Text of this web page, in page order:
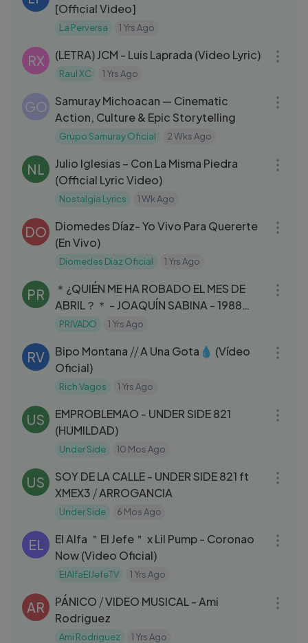
[Official Video]
La Perversa 1 Yrs Ago
RX (LETRA) JCM - Luis Laprada (Video Lyric)
Raul XC 1 Yrs Ago
GO
Samuray Michoacan — Cinematic
Action, Culture & Epic Storytelling
Grupo Samuray Oficial 2 Wks Ago
NL
Julio Iglesias – Con La Misma Piedra
(Official Lyric Video)
Nostalgia Lyrics 1 Wk Ago
DO
Diomedes Díaz- Yo Vivo Para Quererte
(En Vivo)
Diomedes Diaz Oficial 1 Yrs Ago
PR
＊¿QUIÉN ME HA ROBADO EL MES DE
ABRIL？＊ - JOAQUÍN SABINA - 1988
(REMASTERIZADO)
PRIVADO 1 Yrs Ago
RV
Bipo Montana ⧸⧸ A Una Gota💧 (Vídeo
Oficial)
Rich Vagos 1 Yrs Ago
US
EMPROBLEMAO - UNDER SIDE 821
(HUMILDAD)
Under Side 10 Mos Ago
US
SOY DE LA CALLE - UNDER SIDE 821 ft
XMEX3 ⧸ ARROGANCIA
Under Side 6 Mos Ago
EL
El Alfa ＂El Jefe＂ x Lil Pump - Coronao
Now (Video Oficial)
ElAlfaElJefeTV 1 Yrs Ago
AR
PÁNICO ⧸ VIDEO MUSICAL - Ami
Rodriguez
Ami Rodriguez 1 Yrs Ago